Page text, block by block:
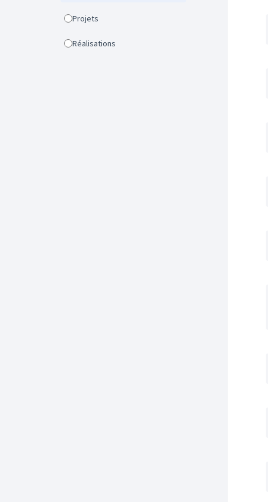
Projets
Réalisations